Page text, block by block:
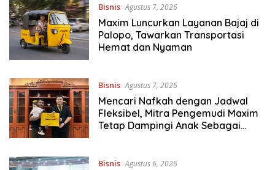
Bisnis Agustus 7, 2026
Maxim Luncurkan Layanan Bajaj di
Palopo, Tawarkan Transportasi
Hemat dan Nyaman
Bisnis Agustus 7, 2026
Mencari Nafkah dengan Jadwal
Fleksibel, Mitra Pengemudi Maxim
Tetap Dampingi Anak Sebagai
Bisnis Agustus 6, 2026